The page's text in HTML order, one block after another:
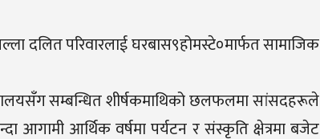
दलित परिवारलाई घरबास९होमस्टे०मार्फत सामाजिक
सम्बन्धित शीर्षकमाथिको छलफलमा सांसदहरूले
आगामी आर्थिक वर्षमा पर्यटन र संस्कृति क्षेत्रमा बजेट